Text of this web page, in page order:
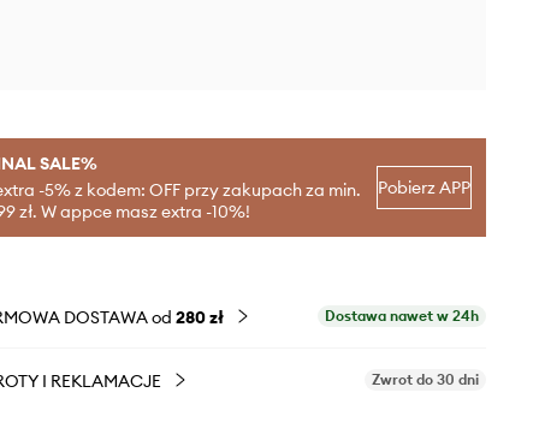
SALE%
-5% z kodem: OFF przy zakupach za min.
zł. W appce masz extra -10%!
Pobierz APP
DOSTAWA od 280 zł Dostawa nawet w 24h
I REKLAMACJE Zwrot do 30 dni